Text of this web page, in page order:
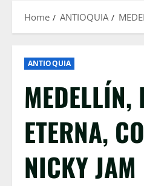
Home ANTIOQUIA
ANTIOQUIA
MEDELLÍN,
ETERNA,
NICKY JAM